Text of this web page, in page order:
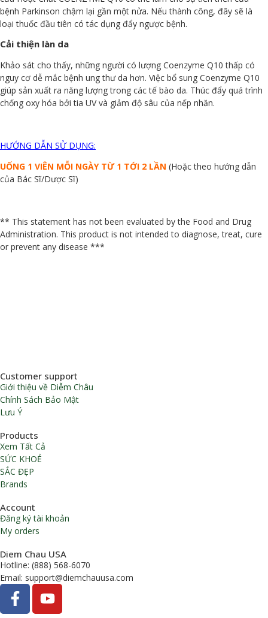
bệnh Parkinson chậm lại gần một nửa. Nếu thành công, đây sẽ là
loại thuốc đầu tiên có tác dụng đẩy ngược bệnh.
Cải thiện làn da
Khảo sát cho thấy, những người có lượng Coenzyme Q10 thấp có
nguy cơ dễ mắc bệnh ung thư da hơn. Việc bổ sung Coenzyme Q10
giúp sản xuất ra năng lượng trong các tế bào da. Thúc đẩy quá trình
chống oxy hóa bởi tia UV và giảm độ sâu của nếp nhăn.
HƯỚNG DẪN SỬ DỤNG:
UỐNG 1 VIÊN MỖI NGÀY TỪ 1 TỚI 2 LẦN (Hoặc theo hướng dẫn
của Bác Sĩ/Dược Sĩ)
** This statement has not been evaluated by the Food and Drug
Administration. This product is not intended to diagnose, treat, cure
or prevent any disease ***
Customer support
Giới thiệu về Diễm Châu
Chính Sách Bảo Mật
Lưu Ý
Products
Xem Tất Cả
SỨC KHOẺ
SẮC ĐẸP
Brands
Account
Đăng ký tài khoản
My orders
Diem Chau USA
Hotline: (888) 568-6070
Email: support@diemchauusa.com